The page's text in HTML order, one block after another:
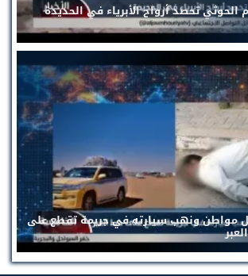
الحوثي تحصد أرواح الأبرياء في الحديدة
مواطن ونهب سيارته في جريمة تقطع على